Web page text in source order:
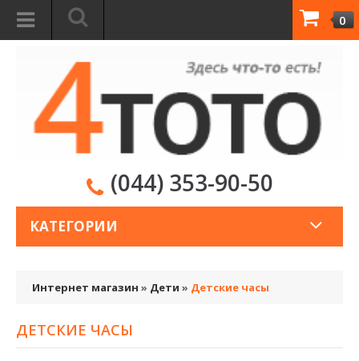
0
(044) 353-90-50
КАТЕГОРИИ
Интернет магазин » Дети » Детские часы
ДЕТСКИЕ ЧАСЫ